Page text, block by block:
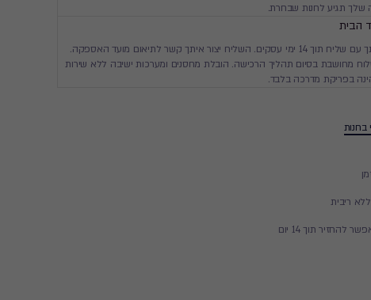
שלך תגיע לחנות שבחרת.
הבית
יגיע עד ביתך עם שליח תוך 14 ימי עסקים. השליח יצור איתך קשר לתיאום מועד האספקה.
מחושבת בסיום תהליך הרכישה. הובלת מחסנים ומערכות ישיבה ללא שירות
בפריקת מדרכה בלבד.
להחזיר תוך 14 יום